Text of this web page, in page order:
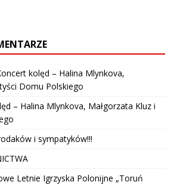
kolęd – Halina Mlynkova,
Domu Polskiego
– Halina Mlynkova, Małgorzata Kluz i
i sympatyków!!!
Letnie Igrzyska Polonijne „Toruń